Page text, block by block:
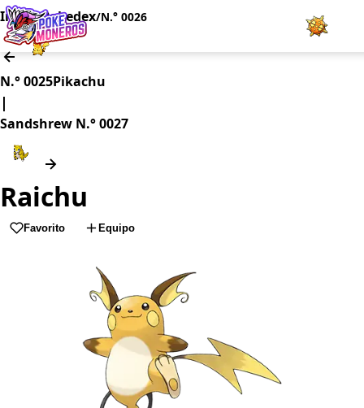
Juegos
Pokédex
Team Builder
Tabla de Tipos
Inicio/Pokedex/N.° 0026
N.° 0025Pikachu
|
Sandshrew N.° 0027
Raichu
Favorito Equipo